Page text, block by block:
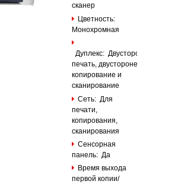
сканер
Цветность:
Монохромная
Дуплекс: Двусторонняя
печать, двусторонее
копирование и
сканирование
Сеть: Для
печати,
копирования,
сканирования
Сенсорная
панель: Да
Время выхода
первой копии/